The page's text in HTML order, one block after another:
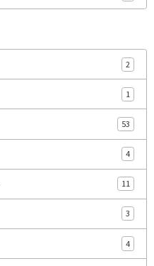
2
1
53
4
11
3
4